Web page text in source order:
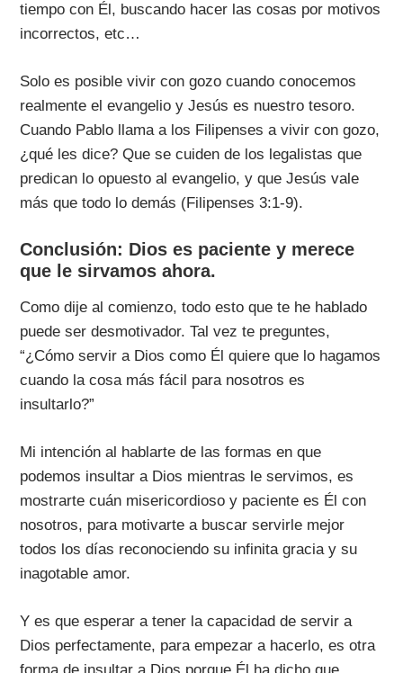
tiempo con Él, buscando hacer las cosas por motivos
incorrectos, etc…
Solo es posible vivir con gozo cuando conocemos
realmente el evangelio y Jesús es nuestro tesoro.
Cuando Pablo llama a los Filipenses a vivir con gozo,
¿qué les dice? Que se cuiden de los legalistas que
predican lo opuesto al evangelio, y que Jesús vale
más que todo lo demás (Filipenses 3:1-9).
Conclusión: Dios es paciente y merece
que le sirvamos ahora.
Como dije al comienzo, todo esto que te he hablado
puede ser desmotivador. Tal vez te preguntes,
“¿Cómo servir a Dios como Él quiere que lo hagamos
cuando la cosa más fácil para nosotros es
insultarlo?”
Mi intención al hablarte de las formas en que
podemos insultar a Dios mientras le servimos, es
mostrarte cuán misericordioso y paciente es Él con
nosotros, para motivarte a buscar servirle mejor
todos los días reconociendo su infinita gracia y su
inagotable amor.
Y es que esperar a tener la capacidad de servir a
Dios perfectamente, para empezar a hacerlo, es otra